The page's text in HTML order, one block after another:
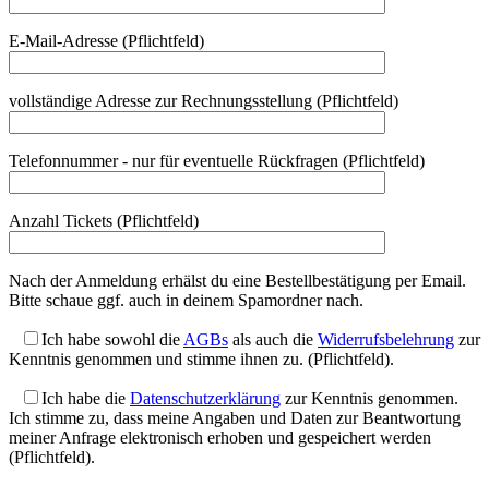
E-Mail-Adresse (Pflichtfeld)
vollständige Adresse zur Rechnungsstellung (Pflichtfeld)
Telefonnummer - nur für eventuelle Rückfragen (Pflichtfeld)
Anzahl Tickets (Pflichtfeld)
Nach der Anmeldung erhälst du eine Bestellbestätigung per Email.
Bitte schaue ggf. auch in deinem Spamordner nach.
Ich habe sowohl dieAGBs als auch die Widerrufsbelehrung zur
Kenntnis genommen und stimme ihnen zu. (Pflichtfeld).
Ich habe die Datenschutzerklärung zur Kenntnis genommen.
Ich stimme zu, dass meine Angaben und Daten zur Beantwortung
meiner Anfrage elektronisch erhoben und gespeichert werden
(Pflichtfeld).